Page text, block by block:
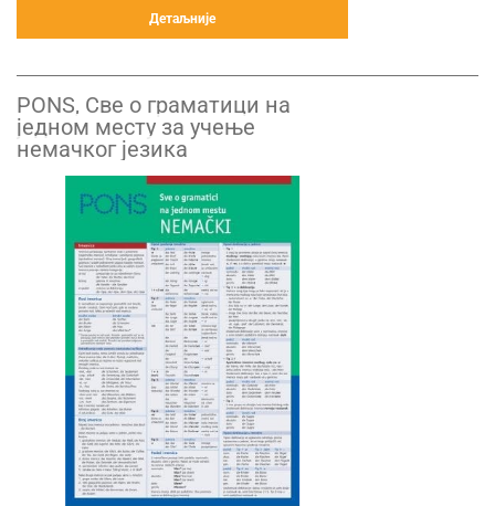
Детаљније
PONS, Све о граматици на
једном месту за учење
немачког језика